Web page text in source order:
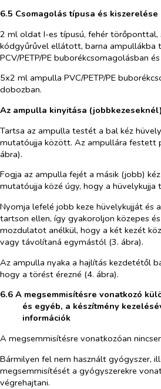
6.5 Csomagolás típusa és kiszerelése
2 ml oldat I-es típusú, fehér törőponttal,
kódgyűrűvel ellátott, barna ampullákba
PCV/PETP/PE buborékcsomagolásban
5x2 ml ampulla PVC/PETP/PE
dobozban.
Az ampulla kinyitása
Tartsa az ampulla testét a bal kéz
mutatóujja között. Az ampullára festett
ábra).
Fogja az ampulla fejét a másik (jobb)
mutatóujja közé úgy, hogy a hüvelykujja
Nyomja lefelé jobb keze hüvelykujját és
tartson ellen, így gyakoroljon közepes
mozdulatot anélkül, hogy a két kezét
vagy távolítaná egymástól (3. ábra).
Az ampulla nyaka a hajlítás kezdetétől
hogy a törést érezné (4. ábra).
6.6 A megsemmisítésre vonatkozó
és egyéb, a készítmény
információk
A megsemmisítésre vonatkozóan
Bármilyen fel nem használt gyógyszer,
megsemmisítését a gyógyszerekre
végrehajtani.